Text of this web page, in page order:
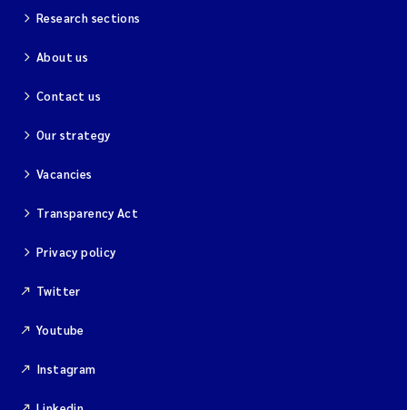
Research sections
About us
Contact us
Our strategy
Vacancies
Transparency Act
Privacy policy
Twitter
Youtube
Instagram